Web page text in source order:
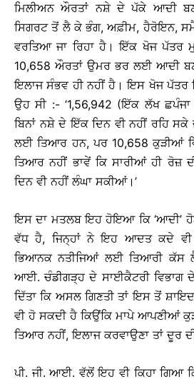
ਮਿਲੀਅਨ ਔਰਤਾਂ ਨਸ਼ੇ ਦੇ ਪੱਕੇ ਆਦੀ
ਸਿਗਰਟ ਤੋਂ ਲੈ ਕੇ ਭੰਗ, ਅਫ਼ੀਮ, ਹੈਰੋਇਨ,
ਵਰਤਿਆ ਜਾ ਰਿਹਾ ਹੈ। ਇੱਕ ਖੋਜ ਪੱਤਰ
10,658 ਔਰਤਾਂ ਉਮਰ ਭਰ ਲਈ ਆਦੀ
ਇਲਾਜ ਸੰਭਵ ਹੀ ਨਹੀਂ ਹੈ। ਇਸ ਖੋਜ ਪੱਤਰ
ਉਹ ਸੀ :- ‘1,56,942 (ਇੱਕ ਲੱਖ
ਬਿਨਾਂ ਨਸ਼ੇ ਦੇ ਇੱਕ ਦਿਨ ਵੀ ਨਹੀਂ ਰਹਿ ਸਕੇ
ਲਈ ਤਿਆਰ ਹਨ, ਪਰ 10,658 ਕੁੜੀਆਂ
ਤਿਆਰ ਨਹੀਂ ਭਾਵੇਂ ਕਿ ਸਾਰੀਆਂ ਹੀ ਰੋਜ਼
ਦਿਨ ਵੀ ਨਹੀਂ ਲੰਘਾ ਸਕੀਆਂ।’
ਇਸ ਦਾ ਮਤਲਬ ਇਹ ਹੋਇਆ ਕਿ ‘ਆਦੀ’
ਵੱਧ ਹੈ, ਜਿਨ੍ਹਾਂ ਨੇ ਇਹ ਆਦਤ ਕਦੇ ਵੀ
ਭਿਆਨਕ ਨਤੀਜਿਆਂ ਲਈ ਤਿਆਰੀ ਕੱਸ
ਆਈ. ਚੰਡੀਗੜ੍ਹ ਦੇ ਸਾਈਕੈਟਰੀ ਵਿਭਾਗ
ਦਿੱਤਾ ਕਿ ਅਸਲ ਗਿਣਤੀ ਤਾਂ ਇਸ ਤੋਂ
ਵੀ ਹੋ ਸਕਦੀ ਹੈ ਕਿਉਂਕਿ ਮਾਪੇ ਆਪਣੀਆਂ
ਤਿਆਰ ਨਹੀਂ, ਇਲਾਜ ਕਰਵਾਉਣਾ ਤਾਂ ਦੂਰ
ਪੀ. ਜੀ. ਆਈ. ਵੱਲੋਂ ਇਹ ਵੀ ਕਿਹਾ ਗਿਆ